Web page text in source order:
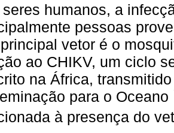
seres humanos, a
pessoas
vetor é o
ao CHIKV, um ciclo
na África,
para o
à presença do